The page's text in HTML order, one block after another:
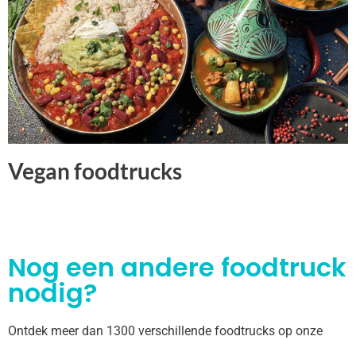
Vegan foodtrucks
Nog een andere foodtruck
nodig?
Ontdek meer dan 1300 verschillende foodtrucks op onze